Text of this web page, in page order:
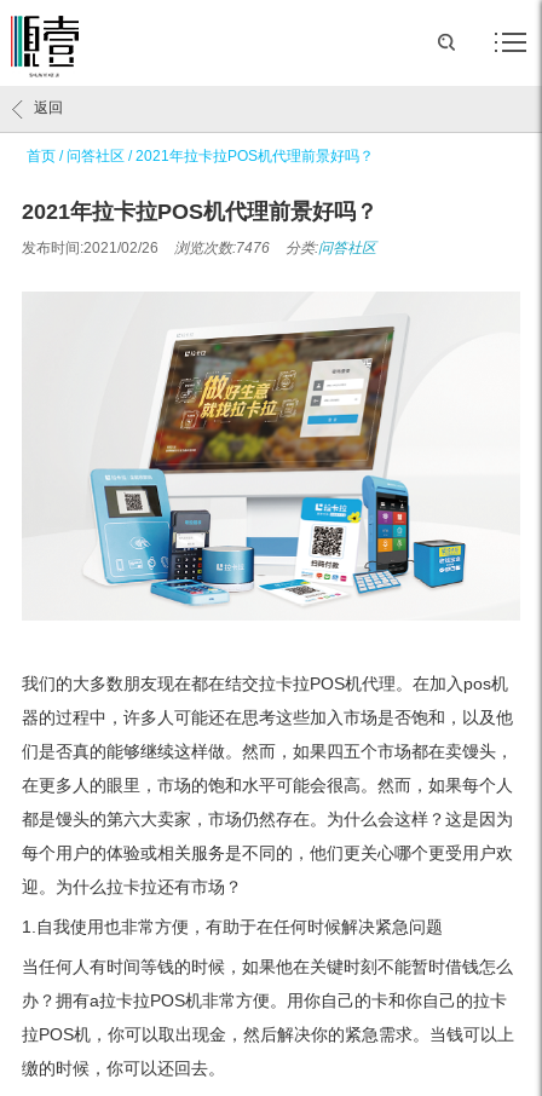
首页 /问答社区 /2021年拉卡拉POS机代理前景好吗？
返回
2021年拉卡拉POS机代理前景好吗？
发布时间:2021/02/26 浏览次数:7476 分类:问答社区
我们的大多数朋友现在都在结交拉卡拉POS机代理。在加入pos机
器的过程中，许多人可能还在思考这些加入市场是否饱和，以及他
们是否真的能够继续这样做。然而，如果四五个市场都在卖馒头，
在更多人的眼里，市场的饱和水平可能会很高。然而，如果每个人
都是馒头的第六大卖家，市场仍然存在。为什么会这样？这是因为
每个用户的体验或相关服务是不同的，他们更关心哪个更受用户欢
迎。为什么拉卡拉还有市场？
1.自我使用也非常方便，有助于在任何时候解决紧急问题
当任何人有时间等钱的时候，如果他在关键时刻不能暂时借钱怎么
办？拥有a拉卡拉POS机非常方便。用你自己的卡和你自己的拉卡
拉POS机，你可以取出现金，然后解决你的紧急需求。当钱可以上
缴的时候，你可以还回去。